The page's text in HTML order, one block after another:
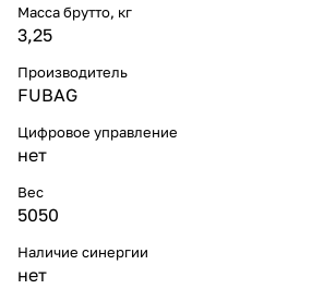
Масса брутто, кг
3,25
Производитель
FUBAG
Цифровое управление
нет
Вес
5050
Наличие синергии
нет